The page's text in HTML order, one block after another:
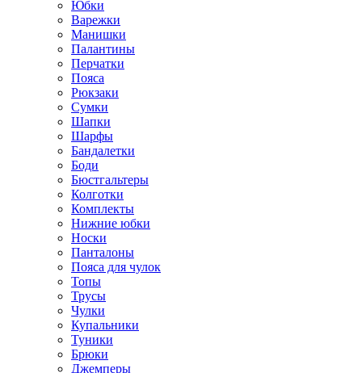
Юбки
Варежки
Манишки
Палантины
Перчатки
Пояса
Рюкзаки
Сумки
Шапки
Шарфы
Бандалетки
Боди
Бюстгальтеры
Колготки
Комплекты
Нижние юбки
Носки
Панталоны
Поясa для чулок
Топы
Трусы
Чулки
Купальники
Туники
Брюки
Джемперы